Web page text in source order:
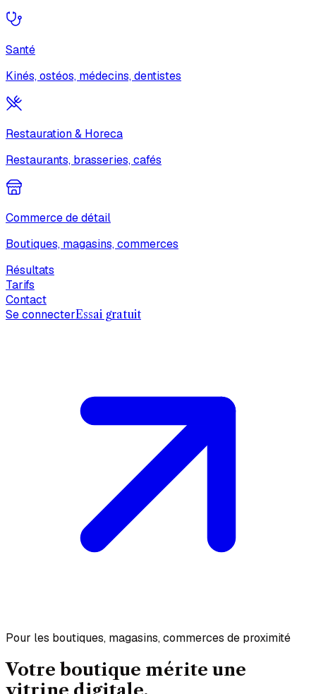
Santé
Kinés, ostéos, médecins, dentistes
Restauration & Horeca
Restaurants, brasseries, cafés
Commerce de détail
Boutiques, magasins, commerces
Résultats
Tarifs
Contact
Se connecterEssai gratuit
Pour les boutiques, magasins, commerces de proximité
Votre boutique mérite une